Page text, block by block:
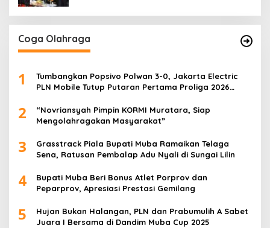
Coga Olahraga
1
Tumbangkan Popsivo Polwan 3-0, Jakarta Electric
PLN Mobile Tutup Putaran Pertama Proliga 2026
2
“Novriansyah Pimpin KORMI Muratara, Siap
Mengolahragakan Masyarakat”
3
Grasstrack Piala Bupati Muba Ramaikan Telaga
Sena, Ratusan Pembalap Adu Nyali di Sungai Lilin
4
Bupati Muba Beri Bonus Atlet Porprov dan
Peparprov, Apresiasi Prestasi Gemilang
5
Hujan Bukan Halangan, PLN dan Prabumulih A Sabet
Juara I Bersama di Dandim Muba Cup 2025